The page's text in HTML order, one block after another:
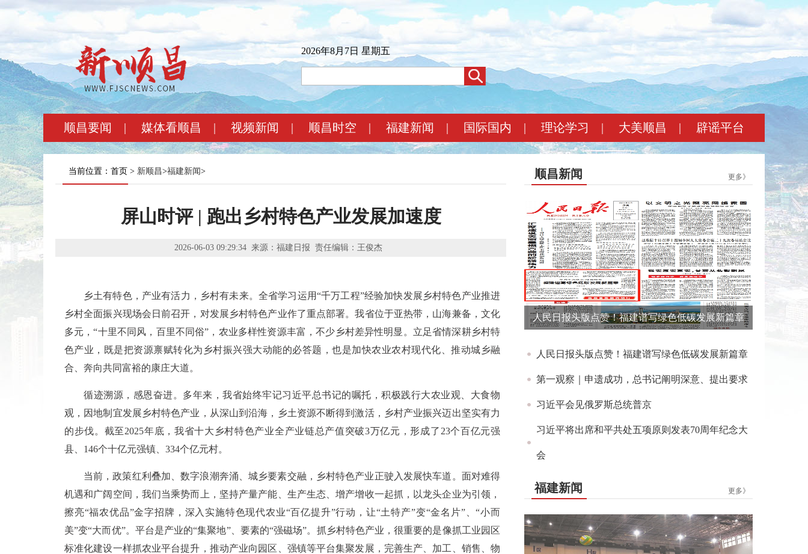
2026年8月7日 星期五
顺昌要闻 | 媒体看顺昌 | 视频新闻 | 顺昌时空 | 福建新闻 | 国际国内 | 理论学习 | 大美顺昌 | 辟谣平台
当前位置：首页 > 新顺昌>福建新闻>
屏山时评 | 跑出乡村特色产业发展加速度
2026-06-03 09:29:34 来源：福建日报 责任编辑：王俊杰
乡土有特色，产业有活力，乡村有未来。全省学习运用“千万工程”经验加快发展乡村特色产业推进
乡村全面振兴现场会日前召开，对发展乡村特色产业作了重点部署。我省位于亚热带，山海兼备，文化
多元，“十里不同风，百里不同俗”，农业多样性资源丰富，不少乡村差异性明显。立足省情深耕乡村特
色产业，既是把资源禀赋转化为乡村振兴强大动能的必答题，也是加快农业农村现代化、推动城乡融
合、奔向共同富裕的康庄大道。
循迹溯源，感恩奋进。多年来，我省始终牢记习近平总书记的嘱托，积极践行大农业观、大食物
观，因地制宜发展乡村特色产业，从深山到沿海，乡土资源不断得到激活，乡村产业振兴迈出坚实有力
的步伐。截至2025年底，我省十大乡村特色产业全产业链总产值突破3万亿元，形成了23个百亿元强
县、146个十亿元强镇、334个亿元村。
当前，政策红利叠加、数字浪潮奔涌、城乡要素交融，乡村特色产业正驶入发展快车道。面对难得
机遇和广阔空间，我们当乘势而上，坚持产量产能、生产生态、增产增收一起抓，以龙头企业为引领，
擦亮“福农优品”金字招牌，深入实施特色现代农业“百亿提升”行动，让“土特产”变“金名片”、“小而
美”变“大而优”。平台是产业的“集聚地”、要素的“强磁场”。抓乡村特色产业，很重要的是像抓工业园区
标准化建设一样抓农业平台提升，推动产业向园区、强镇等平台集聚发展，完善生产、加工、销售、物
更多》
顺昌新闻
人民日报头版点赞！福建谱写绿色低碳发展新篇章
人民日报头版点赞！福建谱写绿色低碳发展新篇章
第一观察｜申遗成功，总书记阐明深意、提出要求
习近平会见俄罗斯总统普京
习近平将出席和平共处五项原则发表70周年纪念大
会
更多》
福建新闻